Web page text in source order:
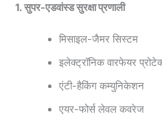
1. सुपर-एडवांस्ड सुरक्षा प्रणाली
मिसाइल-जैमर सिस्टम
इलेक्ट्रॉनिक वारफेयर
एंटी-हैकिंग कम्युनिकेशन
एयर-फोर्स लेवल कवरेज